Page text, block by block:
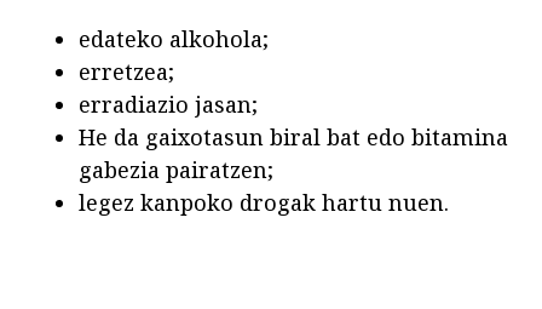
edateko alkohola;
erretzea;
erradiazio jasan;
He da gaixotasun biral bat edo bitamina
gabezia pairatzen;
legez kanpoko drogak hartu nuen.